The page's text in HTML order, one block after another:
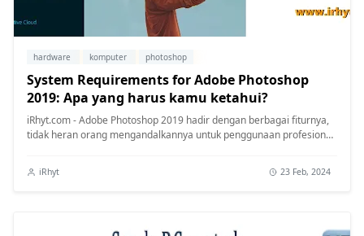
hardware komputer photoshop
System Requirements for Adobe Photoshop
2019: Apa yang harus kamu ketahui?
iRhyt.com - Adobe Photoshop 2019 hadir dengan berbagai fiturnya,
tidak heran orang mengandalkannya untuk penggunaan profesional
iRhyt 23 Feb, 2024